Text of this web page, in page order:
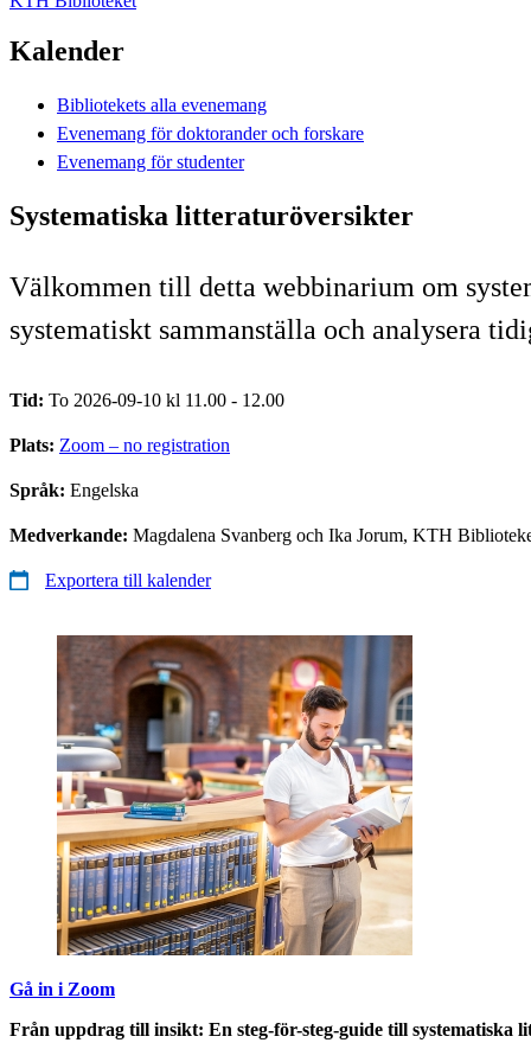
Kalender
Bibliotekets alla evenemang
Evenemang för doktorander och forskare
Evenemang för studenter
Systematiska litteraturöversikter
Välkommen till detta webbinarium om
systematiskt sammanställa och analysera
Tid: To 2026-09-10 kl 11.00 - 12.00
Plats: Zoom – no registration
Språk: Engelska
Medverkande: Magdalena Svanberg och Ika Jorum, KTH
Exportera till kalender
Gå in i Zoom
Från uppdrag till insikt: En steg-för-steg-guide till systematiska